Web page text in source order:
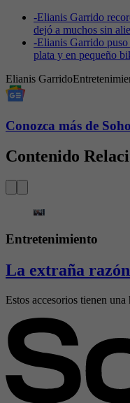
-Elianis Garrido
dejó a muchos sin
-Elianis Garrido puso
plata y en pequeño
Elianis Garrido
Conozca más de
Contenido
Entretenimiento
La extraña
Estos accesorios tienen